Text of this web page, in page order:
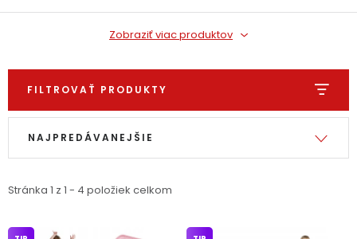
Hodnotenie obchodu
Kontakty
Zobraziť viac produktov
FILTROVAŤ PRODUKTY
Výpis produktov
Stránka 1 z 1 - 4 položiek celkom
Radenie produktov
NAJPREDÁVANEJŠIE